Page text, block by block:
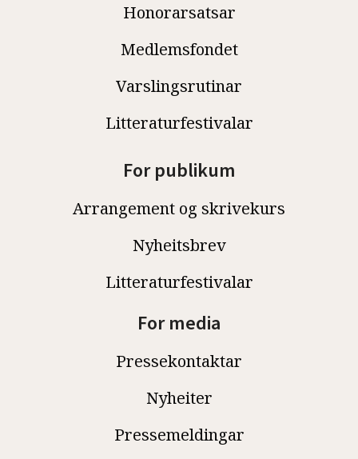
Honorarsatsar
Medlemsfondet
Varslingsrutinar
Litteraturfestivalar
For publikum
Arrangement og skrivekurs
Nyheitsbrev
Litteraturfestivalar
For media
Pressekontaktar
Nyheiter
Pressemeldingar